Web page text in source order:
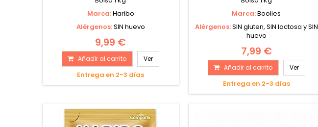
Marca:Haribo
Alérgenos:SIN huevo
9,99 €
Añadir al carrito Ver
Entrega en 2-3 días
Marca:Boolies
Alérgenos:SIN gluten, SIN lactosa y SIN
huevo
7,99 €
Añadir al carrito Ver
Entrega en 2-3 días